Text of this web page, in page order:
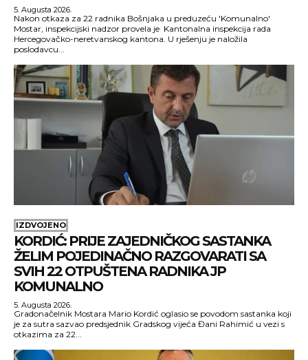
5. Augusta 2026.
Nakon otkaza za 22 radnika Bošnjaka u preduzeću 'Komunalno'
Mostar, inspekcijski nadzor provela je Kantonalna inspekcija rada
Hercegovačko-neretvanskog kantona. U rješenju je naložila
poslodavcu...
IZDVOJENO
KORDIĆ: PRIJE ZAJEDNIČKOG SASTANKA
ŽELIM POJEDINAČNO RAZGOVARATI SA
SVIH 22 OTPUŠTENA RADNIKA JP
KOMUNALNO
5. Augusta 2026.
Gradonačelnik Mostara Mario Kordić oglasio se povodom sastanka koji
je za sutra sazvao predsjednik Gradskog vijeća Đani Rahimić u vezi s
otkazima za 22...